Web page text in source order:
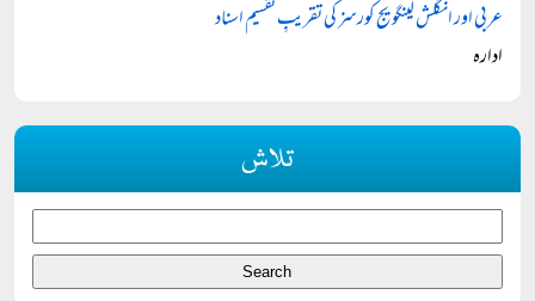
عربی اور انگلش لینگویج کورسز کی تقریبِ تقسیم اسناد
ادارہ
تلاش